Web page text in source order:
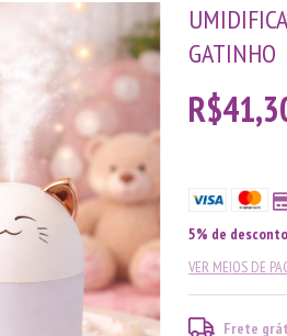
GATINHO
5% de desconto
VER MEIOS DE
Frete